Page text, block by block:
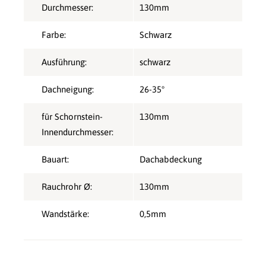
Durchmesser: 130mm
Farbe: Schwarz
Ausführung: schwarz
Dachneigung: 26-35°
für Schornstein-
Innendurchmesser:
130mm
Bauart: Dachabdeckung
Rauchrohr Ø: 130mm
Wandstärke: 0,5mm